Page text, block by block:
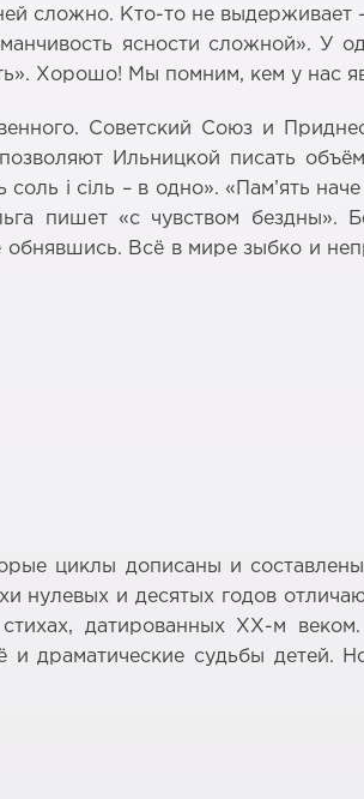
сложно. Кто-то не выдерживает
ясности сложной». У
Хорошо! Мы помним, кем у нас
Советский Союз и
Ильницкой писать
i сiль – в одно». «Пам’ять
пишет «с чувством бездны».
обнявшись. Всё в мире зыбко и
циклы дописаны и
нулевых и десятых годов
датированных ХХ-м
драматические судьбы детей.